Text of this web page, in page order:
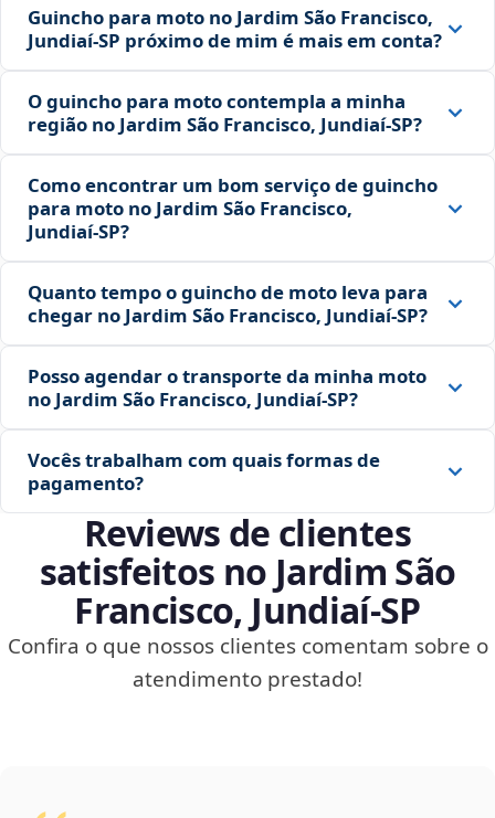
Guincho para moto no Jardim São Francisco,
Jundiaí‑SP próximo de mim é mais em conta?
O guincho para moto contempla a minha
região no Jardim São Francisco, Jundiaí‑SP?
Como encontrar um bom serviço de guincho
para moto no Jardim São Francisco,
Jundiaí‑SP?
Quanto tempo o guincho de moto leva para
chegar no Jardim São Francisco, Jundiaí‑SP?
Posso agendar o transporte da minha moto
no Jardim São Francisco, Jundiaí‑SP?
Vocês trabalham com quais formas de
pagamento?
Reviews de clientes
satisfeitos no Jardim São
Francisco, Jundiaí‑SP
Confira o que nossos clientes comentam sobre o
atendimento prestado!